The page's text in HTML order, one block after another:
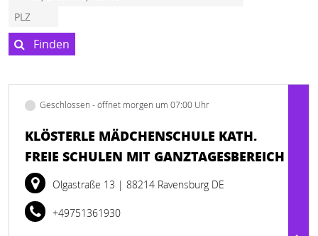
Finden
Geschlossen - öffnet morgen um 07:00 Uhr
KLÖSTERLE MÄDCHENSCHULE KATH.
FREIE SCHULEN MIT GANZTAGESBEREICH
Olgastraße 13 | 88214 Ravensburg DE
+49751361930